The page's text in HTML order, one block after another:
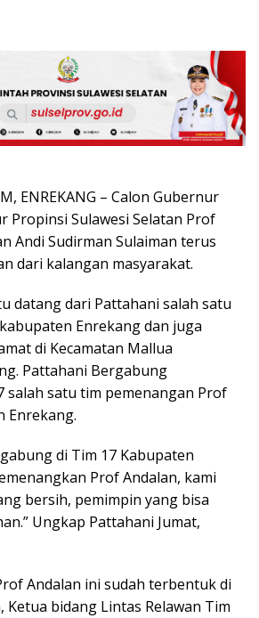
ENREKANG – Calon Gubernur
Propinsi Sulawesi Selatan Prof
Andi Sudirman Sulaiman terus
dari kalangan masyarakat.
datang dari Pattahani salah satu
Enrekang dan juga
di Kecamatan Mallua
Pattahani Bergabung
salah satu tim pemenangan Prof
Enrekang.
di Tim 17 Kabupaten
Prof Andalan, kami
bersih, pemimpin yang bisa
Ungkap Pattahani Jumat,
Andalan ini sudah terbentuk di
Ketua bidang Lintas Relawan Tim